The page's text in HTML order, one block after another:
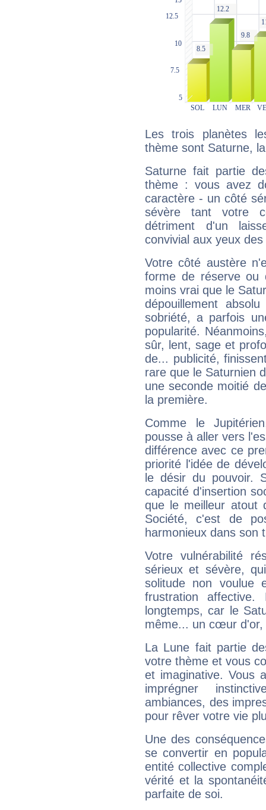
Les trois planètes
thème sont Saturne,
Saturne fait partie
thème : vous avez
caractère - un côté
sévère tant votre
détriment d'un
convivial aux yeux
Votre côté austère
forme de réserve
moins vrai que le
dépouillement
sobriété, a parfois
popularité.
sûr, lent, sage et
de... publicité,
rare que le Saturnien
une seconde moitié
la première.
Comme le
pousse à aller vers
différence avec ce
priorité l'idée de
le désir du pouvoir.
capacité d'insertion
que le meilleur atout
Société, c'est de
harmonieux dans son
Votre vulnérabilité
sérieux et sévère,
solitude non voulue
frustration
longtemps, car le
même... un cœur d'or,
La Lune fait partie
votre thème et vous
et imaginative. Vous
imprégner
ambiances, des
pour rêver votre vie
Une des
se convertir en
entité collective
vérité et la
parfaite de soi.